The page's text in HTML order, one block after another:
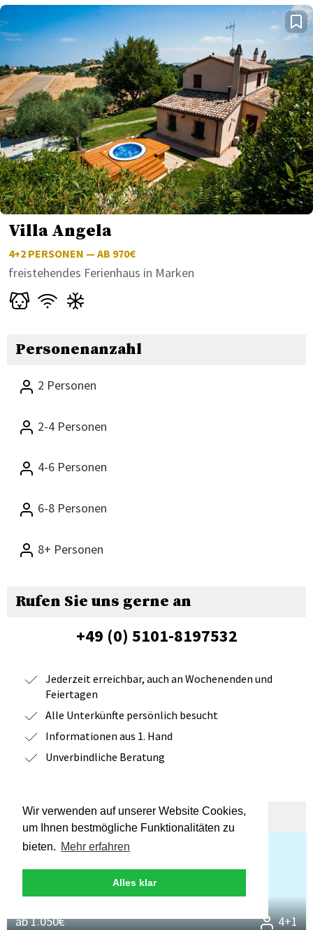
Wir verwenden auf unserer Website Cookies,
um Ihnen bestmögliche Funktionalitäten zu
bieten. Mehr erfahren
Alles klar
Villa Angela
4+2 PERSONEN — AB 970€
freistehendes Ferienhaus in Marken
Personenanzahl
2 Personen
2-4 Personen
4-6 Personen
6-8 Personen
8+ Personen
Rufen Sie uns gerne an
+49 (0) 5101-8197532
Jederzeit erreichbar, auch an Wochenenden und
Feiertagen
Alle Unterkünfte persönlich besucht
Informationen aus 1. Hand
Unverbindliche Beratung
Neu in unserem Angebot
ab 1.050€ 4+1